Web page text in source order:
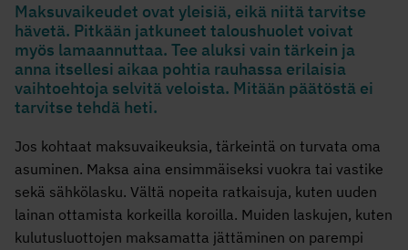
Maksuvaikeudet ovat yleisiä, eikä niitä tarvitse
hävetä. Pitkään jatkuneet taloushuolet voivat
myös lamaannuttaa. Tee aluksi vain tärkein ja
anna itsellesi aikaa pohtia rauhassa erilaisia
vaihtoehtoja selvitä veloista. Mitään päätöstä ei
tarvitse tehdä heti.
Jos kohtaat maksuvaikeuksia, tärkeintä on turvata oma
asuminen. Maksa aina ensimmäiseksi vuokra tai vastike
sekä sähkölasku. Vältä nopeita ratkaisuja, kuten uuden
lainan ottamista korkeilla koroilla. Muiden laskujen, kuten
kulutusluottojen maksamatta jättäminen on parempi